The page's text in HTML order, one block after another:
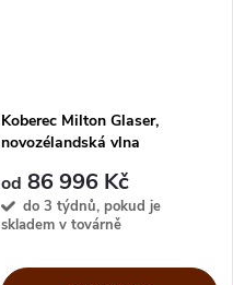
Koberec Milton Glaser,
novozélandská vlna
od 86 996 Kč
do 3 týdnů, pokud je
skladem v továrně